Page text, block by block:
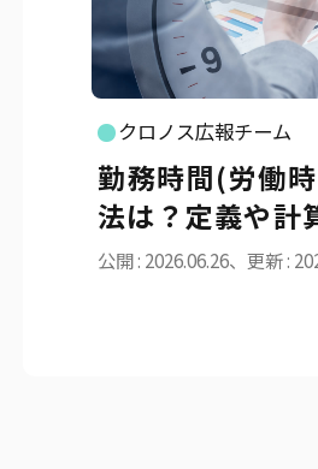
クロノス広報チーム
勤務時間(労働
法は？定義や計
やすく解説
公開 : 2026.06.26、更新 :